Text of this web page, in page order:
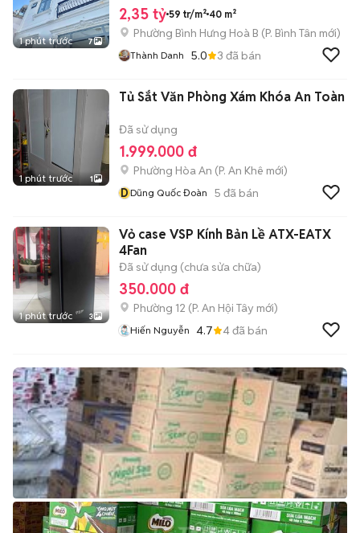
1 phút trước 7
2,35 tỷ 59 tr/m² 40 m²
Phường Bình Hưng Hoà B (P. Bình Tân mới)
Thành Danh 5.0 3 đã bán
1 phút trước 1
Tủ Sắt Văn Phòng Xám Khóa An Toàn
Đã sử dụng
1.999.000 đ
Phường Hòa An (P. An Khê mới)
DDũng Quốc Đoàn 5 đã bán
1 phút trước 3
Vỏ case VSP Kính Bản Lề ATX-EATX
4Fan
Đã sử dụng (chưa sửa chữa)
350.000 đ
Phường 12 (P. An Hội Tây mới)
Hiến Nguyễn 4.7 4đã bán